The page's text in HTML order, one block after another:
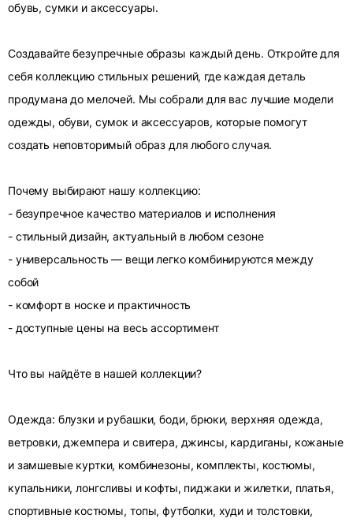
обувь, сумки и аксессуары.
Создавайте безупречные образы каждый день. Откройте для
себя коллекцию стильных решений, где каждая деталь
продумана до мелочей. Мы собрали для вас лучшие модели
одежды, обуви, сумок и аксессуаров, которые помогут
создать неповторимый образ для любого случая.
Почему выбирают нашу коллекцию:
- безупречное качество материалов и исполнения
- стильный дизайн, актуальный в любом сезоне
- универсальность — вещи легко комбинируются между
собой
- комфорт в носке и практичность
- доступные цены на весь ассортимент
Что вы найдёте в нашей коллекции?
Одежда: блузки и рубашки, боди, брюки, верхняя одежда,
ветровки, джемпера и свитера, джинсы, кардиганы, кожаные
и замшевые куртки, комбинезоны, комплекты, костюмы,
купальники, лонгсливы и кофты, пиджаки и жилетки, платья,
спортивные костюмы, топы, футболки, худи и толстовки,